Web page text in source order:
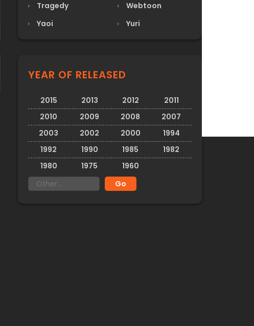
Tragedy
Webtoon
Yaoi
Yuri
YEAR OF RELEASED
2015 2013 2012
2011
2010
2009 2008
2007
2003
2002 2000
1994
1992
1990 1985
1982
1980
1975 1960